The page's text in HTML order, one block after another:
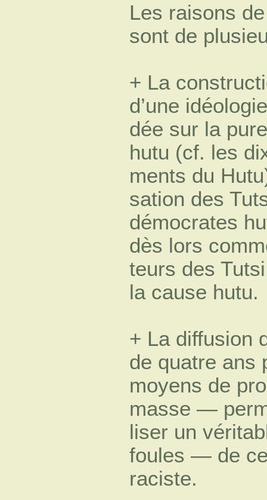
Les raisons
sont de
+ La
d’une
dée sur la
hutu (cf. les
ments du
sation des
démocrates
dès lors
teurs des
la cause hutu.
+ La diffusion
de quatre ans
moyens de
masse —
liser un
foules — de
raciste.